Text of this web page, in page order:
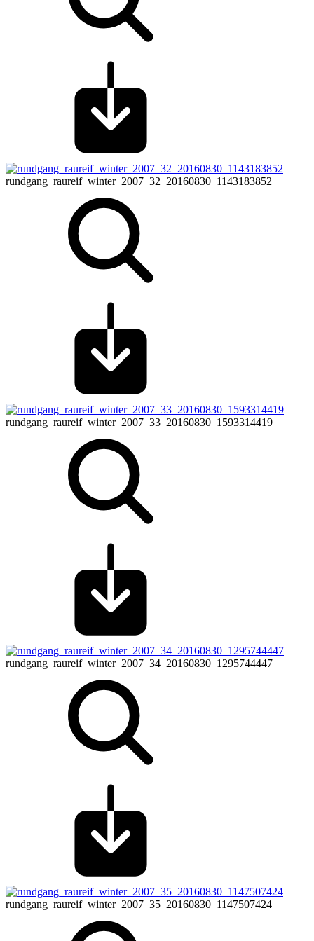
rundgang_raureif_winter_2007_32_20160830_1143183852
rundgang_raureif_winter_2007_33_20160830_1593314419
rundgang_raureif_winter_2007_34_20160830_1295744447
rundgang_raureif_winter_2007_35_20160830_1147507424